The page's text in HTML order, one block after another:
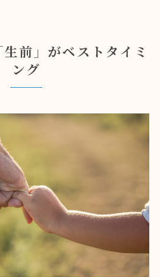
前」がベストタイミ
ング